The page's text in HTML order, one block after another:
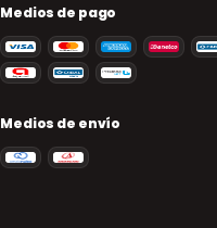
Medios de pago
Medios de envío